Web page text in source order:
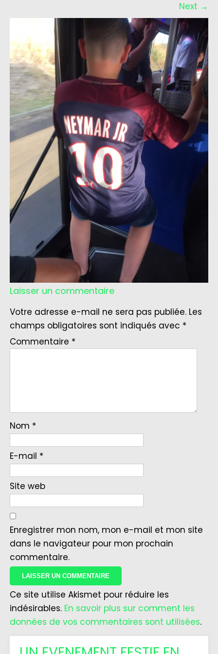
Next →
Laisser un commentaire
Votre adresse e-mail ne sera pas publiée. Les
champs obligatoires sont indiqués avec *
Commentaire *
Nom *
E-mail *
Site web
Enregistrer mon nom, mon e-mail et mon site
dans le navigateur pour mon prochain
commentaire.
Ce site utilise Akismet pour réduire les
indésirables. En savoir plus sur comment les
données de vos commentaires sont utilisées.